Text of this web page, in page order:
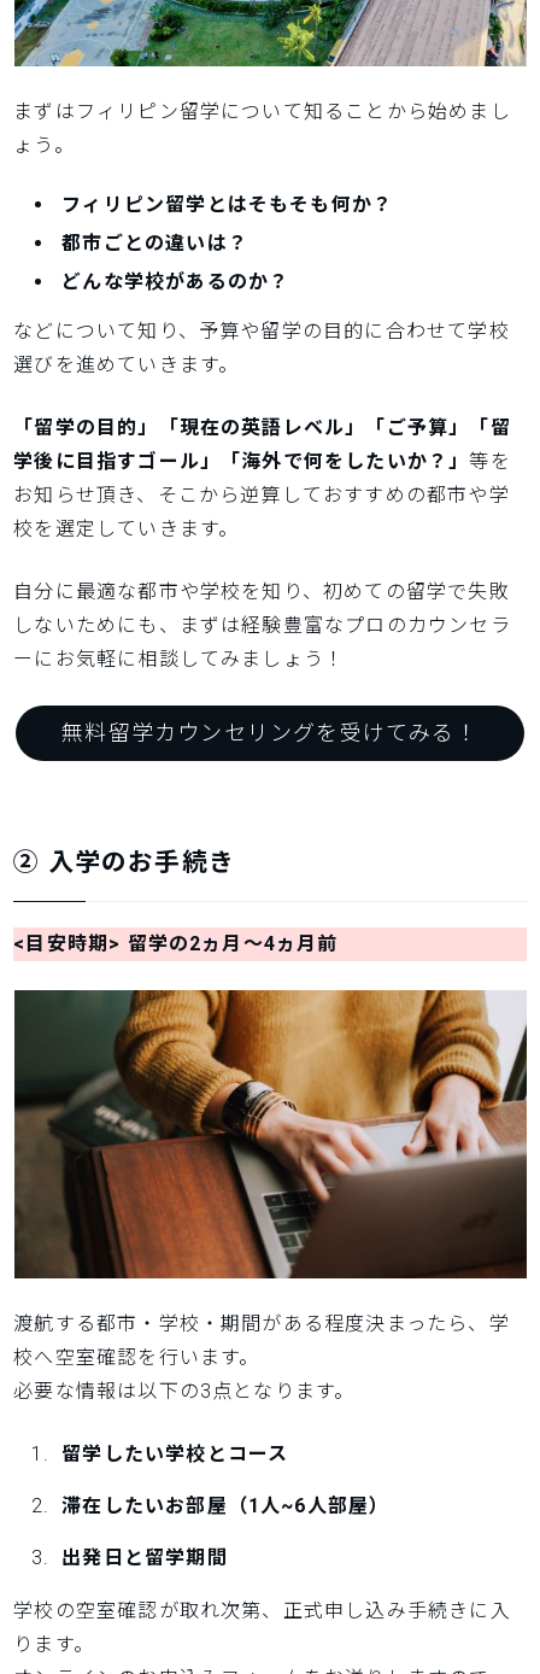
まずはフィリピン留学について知ることから始めまし
ょう。
フィリピン留学とはそもそも何か？
都市ごとの違いは？
どんな学校があるのか？
などについて知り、予算や留学の目的に合わせて学校
選びを進めていきます。
「留学の目的」「現在の英語レベル」「ご予算」「留
学後に目指すゴール」「海外で何をしたいか？」等を
お知らせ頂き、そこから逆算しておすすめの都市や学
校を選定していきます。
自分に最適な都市や学校を知り、初めての留学で失敗
しないためにも、まずは経験豊富なプロのカウンセラ
ーにお気軽に相談してみましょう！
無料留学カウンセリングを受けてみる！
② 入学のお手続き
<目安時期> 留学の2ヵ月～4ヵ月前
渡航する都市・学校・期間がある程度決まったら、学
校へ空室確認を行います。
必要な情報は以下の3点となります。
留学したい学校とコース
滞在したいお部屋（1人~6人部屋）
出発日と留学期間
学校の空室確認が取れ次第、正式申し込み手続きに入
ります。